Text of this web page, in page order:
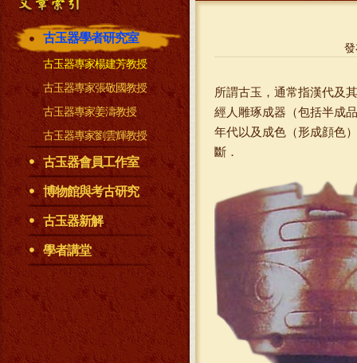
古玉器學者研究室
古玉器專家楊建芳教授
古玉器專家張敬國教授
古玉器專家姜濤教授
古玉器專家劉雲輝教授
古玉器會員工作室
博物館與考古研究
古玉器新解
學者講堂
所謂古玉，通常指漢代及
經人雕琢成器（包括半成
年代以及成色（形成顔色
斷．